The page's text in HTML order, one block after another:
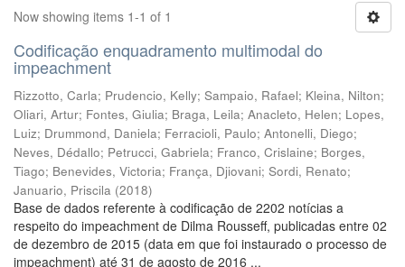
Now showing items 1-1 of 1
Codificação enquadramento multimodal do
impeachment
Rizzotto, Carla; Prudencio, Kelly; Sampaio, Rafael; Kleina, Nilton;
Oliari, Artur; Fontes, Giulia; Braga, Leila; Anacleto, Helen; Lopes,
Luiz; Drummond, Daniela; Ferracioli, Paulo; Antonelli, Diego;
Neves, Dédallo; Petrucci, Gabriela; Franco, Crislaine; Borges,
Tiago; Benevides, Victoria; França, Djiovani; Sordi, Renato;
Januario, Priscila (2018)
Base de dados referente à codificação de 2202 notícias a
respeito do impeachment de Dilma Rousseff, publicadas entre 02
de dezembro de 2015 (data em que foi instaurado o processo de
impeachment) até 31 de agosto de 2016 ...